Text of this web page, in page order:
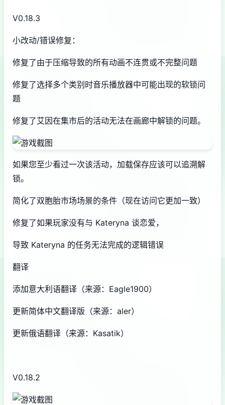
V0.18.3
小改动/错误修复：
修复了由于压缩导致的所有动画不连贯或不完整问题
修复了选择多个类别时音乐播放器中可能出现的软锁问
题
修复了艾因在集市后的活动无法在画廊中解锁的问题。
如果您至少看过一次该活动，加载保存应该可以追溯解
锁。
简化了双胞胎市场场景的条件（现在访问它更加一致）
修复了如果玩家没有与 Kateryna 谈恋爱，
导致 Kateryna 的任务无法完成的逻辑错误
翻译
添加意大利语翻译（来源：Eagle1900）
更新简体中文翻译版（来源：aler）
更新俄语翻译（来源：Kasatik）
V0.18.2